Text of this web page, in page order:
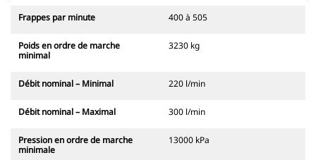
Frappes par minute 400 à 505
Poids en ordre de marche
minimal
3230 kg
Débit nominal – Minimal 220 l/min
Débit nominal – Maximal 300 l/min
Pression en ordre de marche
minimale
13000 kPa